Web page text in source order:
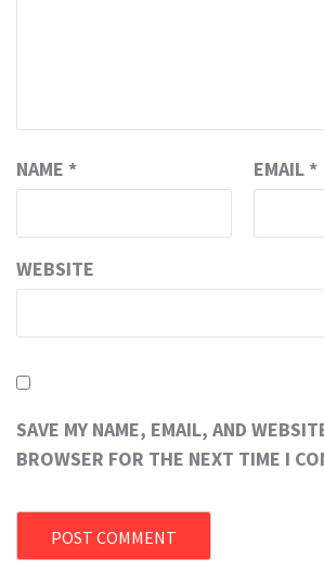
NAME * EMAIL *
WEBSITE
SAVE MY NAME, EMAIL, AND
BROWSER FOR THE NEXT TIME I